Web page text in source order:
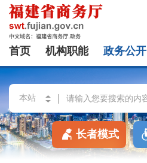
首页 机构职能 政务公开
长者模式